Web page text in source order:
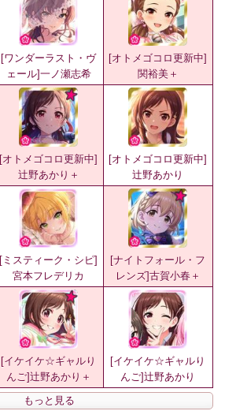
[ワンダーラスト・ヴ
ェール]一ノ瀬志希
[オトメゴコロ更新中]
関裕美＋
[オトメゴコロ更新中]
辻野あかり＋
[オトメゴコロ更新中]
辻野あかり
[ミスティーク・シピ]
宮本フレデリカ
[ナイトフォール・フ
レンズ]古賀小春＋
[イケイケ☆ギャルり
んご]辻野あかり＋
[イケイケ☆ギャルり
んご]辻野あかり
もっと見る